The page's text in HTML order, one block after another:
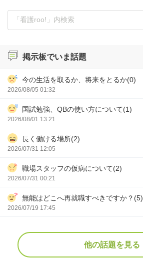
掲示板でいま話題
今の生活を取るか、将来をとるか(0)
2026/08/05 01:32
国試勉強、QBの使い方について(1)
2026/08/01 13:21
長く働ける場所(2)
2026/07/31 12:05
職場スタッフの仮病について(2)
2026/07/31 00:21
無能はどこへ再就職すべきですか？(5)
2026/07/19 17:45
他の話題を見る